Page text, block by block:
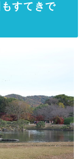
すてきで